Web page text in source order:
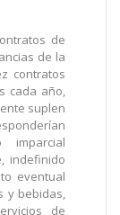
de
de la
contratos
cada año,
suplen
imparcial
indefinido
eventual
y bebidas,
de